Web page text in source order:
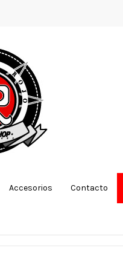
Accesorios Contacto